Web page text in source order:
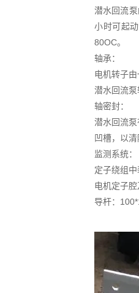
潜水回流
小时可起
80OC。
轴承：
电机转子
潜水回流
轴密封：
潜水回流
凹槽，以
监测系统：
定子绕组
电机定子
导杆：